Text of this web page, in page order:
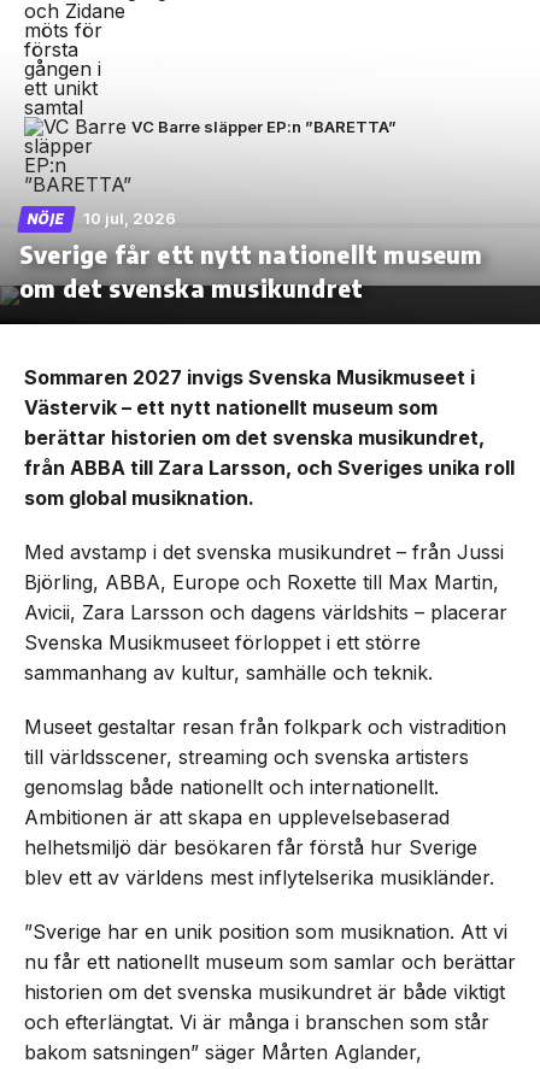
VC Barre släpper EP:n ”BARETTA”
NÖJE 10 jul, 2026
Sverige får ett nytt nationellt museum
om det svenska musikundret
Sommaren 2027 invigs Svenska Musikmuseet i
Västervik – ett nytt nationellt museum som
berättar historien om det svenska musikundret,
från ABBA till Zara Larsson, och Sveriges unika roll
som global musiknation.
Med avstamp i det svenska musikundret – från Jussi
Björling, ABBA, Europe och Roxette till Max Martin,
Avicii, Zara Larsson och dagens världshits – placerar
Svenska Musikmuseet förloppet i ett större
sammanhang av kultur, samhälle och teknik.
Museet gestaltar resan från folkpark och vistradition
till världsscener, streaming och svenska artisters
genomslag både nationellt och internationellt.
Ambitionen är att skapa en upplevelsebaserad
helhetsmiljö där besökaren får förstå hur Sverige
blev ett av världens mest inflytelserika musikländer.
”Sverige har en unik position som musiknation. Att vi
nu får ett nationellt museum som samlar och berättar
historien om det svenska musikundret är både viktigt
och efterlängtat. Vi är många i branschen som står
bakom satsningen” säger Mårten Aglander,